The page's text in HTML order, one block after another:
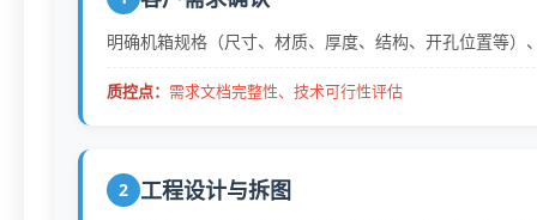
明确机箱规格（尺寸、材质、厚度、结构、开孔位置等
质控点： 需求文档完整性、技术可行性评估
2 工程设计与拆图